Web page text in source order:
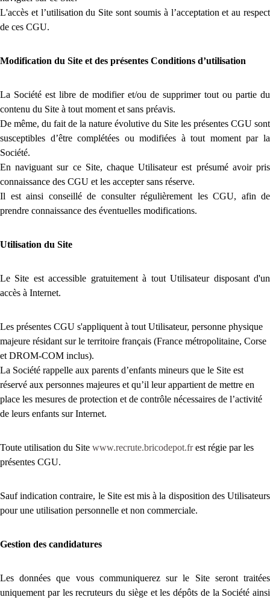
L'accès et l’utilisation du Site sont soumis à l’acceptation et au respect
de ces CGU.
Modification du Site et des présentes Conditions d’utilisation
La Société est libre de modifier et/ou de supprimer tout ou partie du
contenu du Site à tout moment et sans préavis.
De même, du fait de la nature évolutive du Site les présentes CGU sont
susceptibles d’être complétées ou modifiées à tout moment par la
Société.
En naviguant sur ce Site, chaque Utilisateur est présumé avoir pris
connaissance des CGU et les accepter sans réserve.
Il est ainsi conseillé de consulter régulièrement les CGU, afin de
prendre connaissance des éventuelles modifications.
Utilisation du Site
Le Site est accessible gratuitement à tout Utilisateur disposant d'un
accès à Internet.
Les présentes CGU s'appliquent à tout Utilisateur, personne physique
majeure résidant sur le territoire français (France métropolitaine, Corse
et DROM-COM inclus).
La Société rappelle aux parents d’enfants mineurs que le Site est
réservé aux personnes majeures et qu’il leur appartient de mettre en
place les mesures de protection et de contrôle nécessaires de l’activité
de leurs enfants sur Internet.
Toute utilisation du Site www.recrute.bricodepot.frest régie par les
présentes CGU.
Sauf indication contraire, le Site est mis à la disposition des Utilisateurs
pour une utilisation personnelle et non commerciale.
Gestion des candidatures
Les données que vous communiquerez sur le Site seront traitées
uniquement par les recruteurs du siège et les dépôts de la Société ainsi